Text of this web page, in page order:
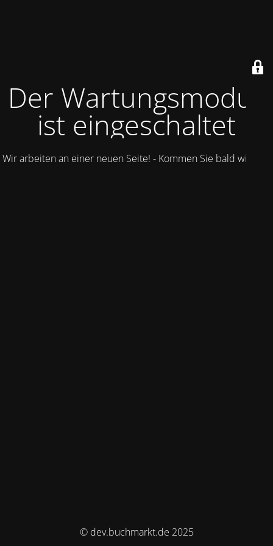
Der Wartungsmodus
ist eingeschaltet
Wir arbeiten an einer neuen Seite! - Kommen Sie bald wieder.
© dev.buchmarkt.de 2025